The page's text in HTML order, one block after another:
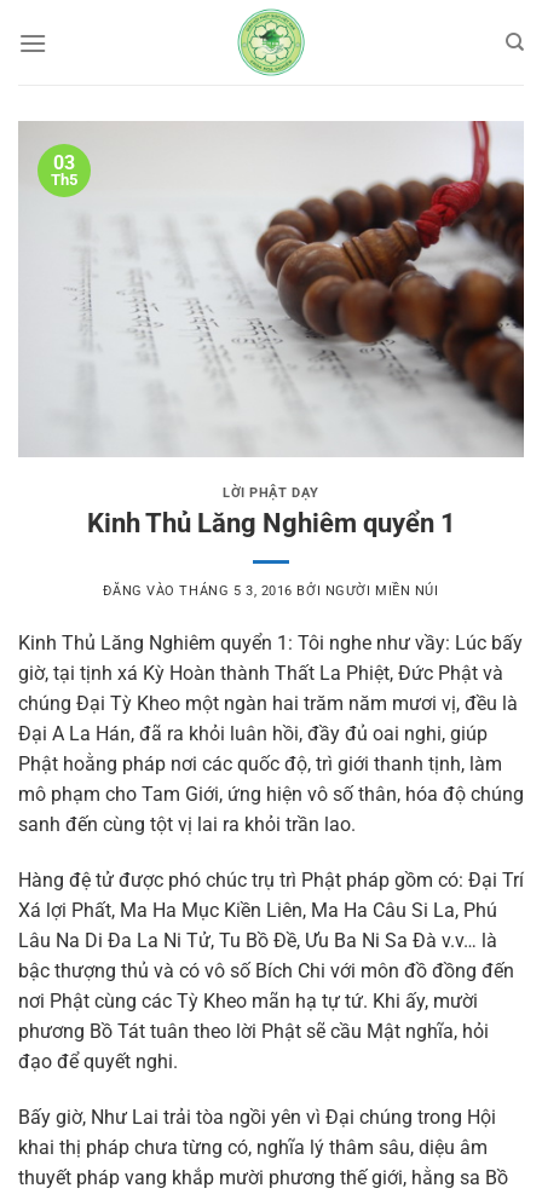
qua
03
Th5
LỜI PHẬT DẠY
Kinh Thủ Lăng Nghiêm quyển 1
ĐĂNG VÀOTHÁNG 5 3, 2016 BỞI NGƯỜI MIỀN NÚI
Kinh Thủ Lăng Nghiêm quyển 1: Tôi nghe như vầy: Lúc bấy
giờ, tại tịnh xá Kỳ Hoàn thành Thất La Phiệt, Đức Phật và
chúng Đại Tỳ Kheo một ngàn hai trăm năm mươi vị, đều là
Đại A La Hán, đã ra khỏi luân hồi, đầy đủ oai nghi, giúp
Phật hoằng pháp nơi các quốc độ, trì giới thanh tịnh, làm
mô phạm cho Tam Giới, ứng hiện vô số thân, hóa độ chúng
sanh đến cùng tột vị lai ra khỏi trần lao.
Hàng đệ tử được phó chúc trụ trì Phật pháp gồm có: Đại Trí
Xá lợi Phất, Ma Ha Mục Kiền Liên, Ma Ha Câu Si La, Phú
Lâu Na Di Đa La Ni Tử, Tu Bồ Đề, Ưu Ba Ni Sa Đà v.v… là
bậc thượng thủ và có vô số Bích Chi với môn đồ đồng đến
nơi Phật cùng các Tỳ Kheo mãn hạ tự tứ. Khi ấy, mười
phương Bồ Tát tuân theo lời Phật sẽ cầu Mật nghĩa, hỏi
đạo để quyết nghi.
Bấy giờ, Như Lai trải tòa ngồi yên vì Đại chúng trong Hội
khai thị pháp chưa từng có, nghĩa lý thâm sâu, diệu âm
thuyết pháp vang khắp mười phương thế giới, hằng sa Bồ